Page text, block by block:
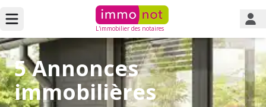
L'immobilier des notaires
5 Annonces
immobilières